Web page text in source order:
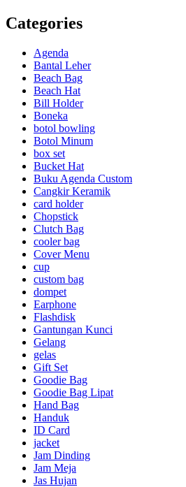
Categories
Agenda
Bantal Leher
Beach Bag
Beach Hat
Bill Holder
Boneka
botol bowling
Botol Minum
box set
Bucket Hat
Buku Agenda Custom
Cangkir Keramik
card holder
Chopstick
Clutch Bag
cooler bag
Cover Menu
cup
custom bag
dompet
Earphone
Flashdisk
Gantungan Kunci
Gelang
gelas
Gift Set
Goodie Bag
Goodie Bag Lipat
Hand Bag
Handuk
ID Card
jacket
Jam Dinding
Jam Meja
Jas Hujan